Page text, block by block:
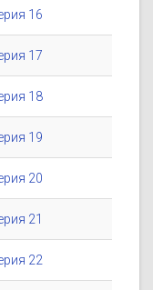
16
17
18
19
20
21
22